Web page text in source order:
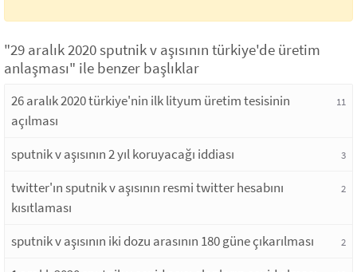
"29 aralık 2020 sputnik v aşısının türkiye'de üretim
anlaşması" ile benzer başlıklar
26 aralık 2020 türkiye'nin ilk lityum üretim tesisinin
açılması
11
sputnik v aşısının 2 yıl koruyacağı iddiası 3
twitter'ın sputnik v aşısının resmi twitter hesabını
kısıtlaması
2
sputnik v aşısının iki dozu arasının 180 güne çıkarılması 2